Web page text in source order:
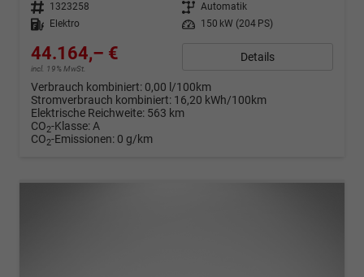
Fahrzeugnr. 1323258 Getriebe Automatik
Kraftstoff
Elektro Leistung 150 kW (204 PS)
44.164,– €
incl. 19% MwSt.
Details
Verbrauch kombiniert: 0,00 l/100km
Stromverbrauch kombiniert: 16,20 kWh/100km
Elektrische Reichweite: 563 km
CO2-Klasse:A
CO2-Emissionen: 0 g/km